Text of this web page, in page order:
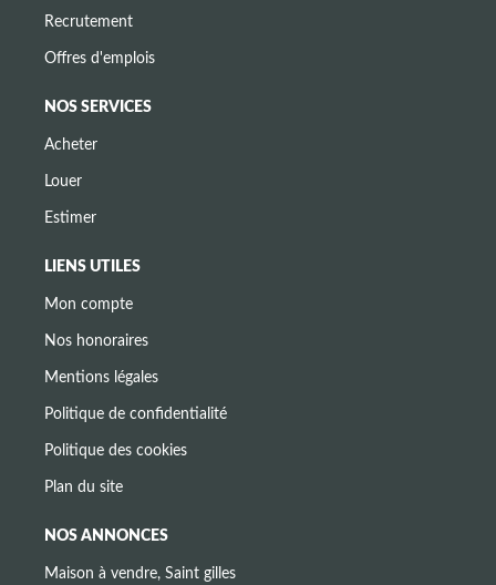
Recrutement
Offres d'emplois
NOS SERVICES
Acheter
Louer
Estimer
LIENS UTILES
Mon compte
Nos honoraires
Mentions légales
Politique de confidentialité
Politique des cookies
Plan du site
NOS ANNONCES
Maison à vendre, Saint gilles